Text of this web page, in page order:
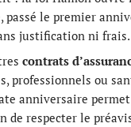
passé le premier
justification ni frais.
contrats
professionnels ou
anniversaire
de respecter le